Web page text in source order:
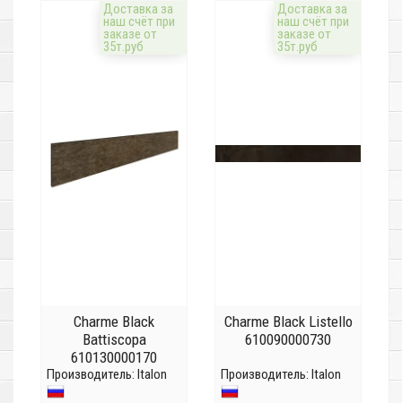
Доставка за
наш счёт при
заказе от
35т.руб
Charme Black
Battiscopa
610130000170
Производитель: Italon
Доставка за
наш счёт при
заказе от
35т.руб
Charme Black Listello
610090000730
Производитель: Italon